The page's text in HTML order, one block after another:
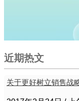
近期热文
关于更好树立销售战